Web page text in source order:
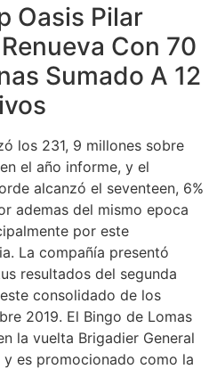
Oasis Pilar
Con 70
Sumado A 12
los 231, 9 millones sobre
el año informe, y el
alcanzó el seventeen, 6%
ademas del mismo epoca
por este
La compañía presentó
resultados del segunda
consolidado de los
2019. El Bingo de Lomas
la vuelta Brigadier General
y es promocionado como la